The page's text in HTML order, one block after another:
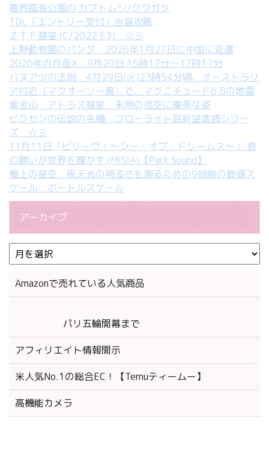
葛西臨海公園の カブトムシ/クワガタ
TDL「エントリー受付」当選攻略
ＺＴＦ彗星 (C/2022 E3) ☆彡
上野動物園のパンダ 2026年1月27日に中国に返還
2026年の月面X 8月20日 15時17分～17時17分
バヌアツの法則 4月29日(火)23時54分頃、オーストラリ
ア付近（マクオーリー島）で、マグニチュード6.8の地震
紫金山・アトラス彗星 未明の低空に優美な姿
ビクセンの伝説の名機 フローライト屈折望遠鏡シリー
ズ ☆彡
11月11日「ビリーヴ！～シー・オブ・ドリームス～」 君
の願いが世界を輝かす (MISIA)【Park Sound】
極上の星空 夜天光の明るさを測るための9段階の数値ス
ケール ボートルスケール
アーカイブ
Amazonで売れている人気商品
パリ五輪開幕まで
アフィリエイト情報開示
米人気No.1の総合EC！【Temuティームー】
高機能カメラ